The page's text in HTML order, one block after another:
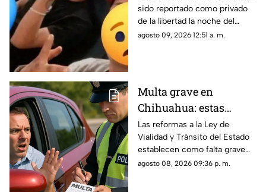
sido "levantado"
sido reportado como privado
de la libertad la noche del
jueves.
agosto 09, 2026 12:51 a. m.
Multa grave en
Chihuahua: estas
velocidades ya pueden
generar sanciones más
severas
Las reformas a la Ley de
Vialidad y Tránsito del Estado
establecen como falta grave
superar en 25 kilómetros por
agosto 08, 2026 09:36 p. m.